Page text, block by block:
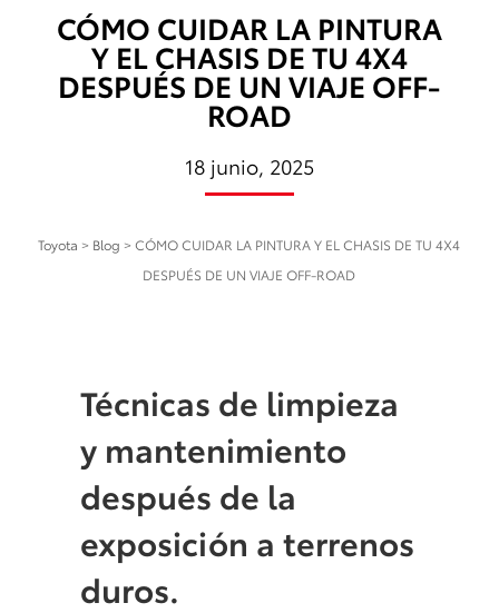
CÓMO CUIDAR LA PINTURA
Y EL CHASIS DE TU 4X4
DESPUÉS DE UN VIAJE OFF-
ROAD
18 junio, 2025
Toyota > Blog >CÓMO CUIDAR LA PINTURA Y EL CHASIS DE TU 4X4
DESPUÉS DE UN VIAJE OFF-ROAD
Técnicas de limpieza
y mantenimiento
después de la
exposición a terrenos
duros.